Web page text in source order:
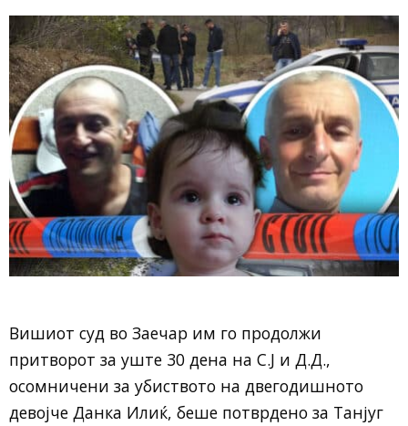
Вишиот суд во Заечар им го продолжи
притворот за уште 30 дена на С.Ј и Д.Д.,
осомничени за убиството на двегодишното
девојче Данка Илиќ, беше потврдено за Танјуг